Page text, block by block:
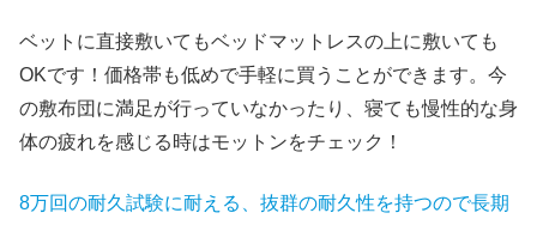
ベットに直接敷いてもベッドマットレスの上に敷いても
OKです！価格帯も低めで手軽に買うことができます。今
の敷布団に満足が行っていなかったり、寝ても慢性的な身
体の疲れを感じる時はモットンをチェック！
8万回の耐久試験に耐える、抜群の耐久性を持つので長期